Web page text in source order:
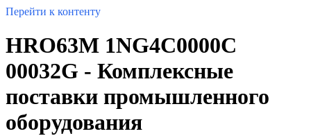
Перейти к контенту
HRO63M 1NG4C0000C
00032G - Комплексные
поставки промышленного
оборудования